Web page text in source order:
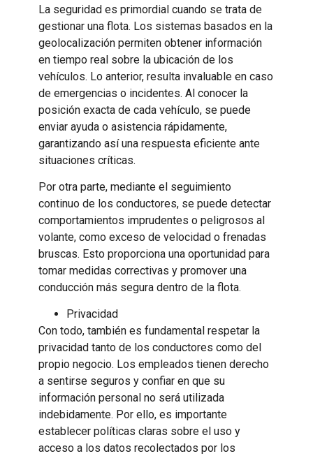
La seguridad es primordial cuando se trata de
gestionar una flota. Los sistemas basados en la
geolocalización permiten obtener información
en tiempo real sobre la ubicación de los
vehículos. Lo anterior, resulta invaluable en caso
de emergencias o incidentes. Al conocer la
posición exacta de cada vehículo, se puede
enviar ayuda o asistencia rápidamente,
garantizando así una respuesta eficiente ante
situaciones críticas.
Por otra parte, mediante el seguimiento
continuo de los conductores, se puede detectar
comportamientos imprudentes o peligrosos al
volante, como exceso de velocidad o frenadas
bruscas. Esto proporciona una oportunidad para
tomar medidas correctivas y promover una
conducción más segura dentro de la flota.
Privacidad
Con todo, también es fundamental respetar la
privacidad tanto de los conductores como del
propio negocio. Los empleados tienen derecho
a sentirse seguros y confiar en que su
información personal no será utilizada
indebidamente. Por ello, es importante
establecer políticas claras sobre el uso y
acceso a los datos recolectados por los